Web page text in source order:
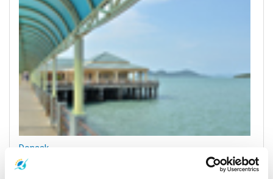
Donsak
All Prices & Schedules